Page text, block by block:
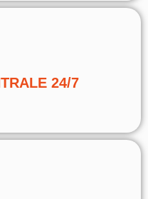
24/7